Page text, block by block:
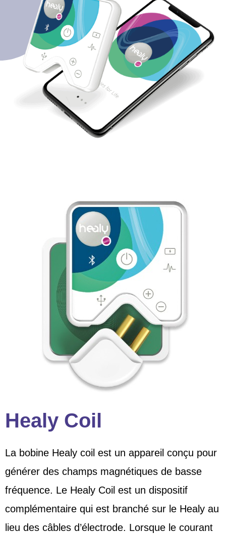
Healy Coil
La bobine Healy coil est un appareil conçu pour
générer des champs magnétiques de basse
fréquence. Le Healy Coil est un dispositif
complémentaire qui est branché sur le Healy au
lieu des câbles d’électrode. Lorsque le courant